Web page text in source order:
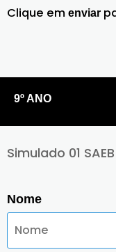
Clique em enviar
9º ANO
Simulado 01
Nome